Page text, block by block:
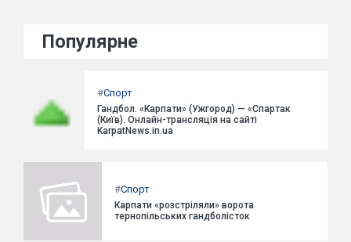
Популярне
#Спорт
Гандбол. «Карпати» (Ужгород) — «Спартак
(Київ). Онлайн-трансляція на сайті
KarpatNews.in.ua
#Спорт
Карпати «розстріляли» ворота
тернопільських гандболісток